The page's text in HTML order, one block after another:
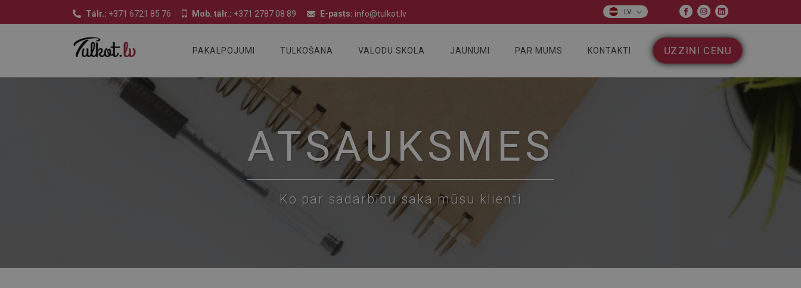
Tālr.: +371 6721 85 76 Mob. tālr.: +371 2787 08 89 E-pasts: info@tulkot.lv LV
PAKALPOJUMI TULKOŠANA VALODU SKOLA JAUNUMI PAR MUMS KONTAKTI UZZINI CENU
ATSAUKSMES
Ko par sadarbību saka mūsu klienti